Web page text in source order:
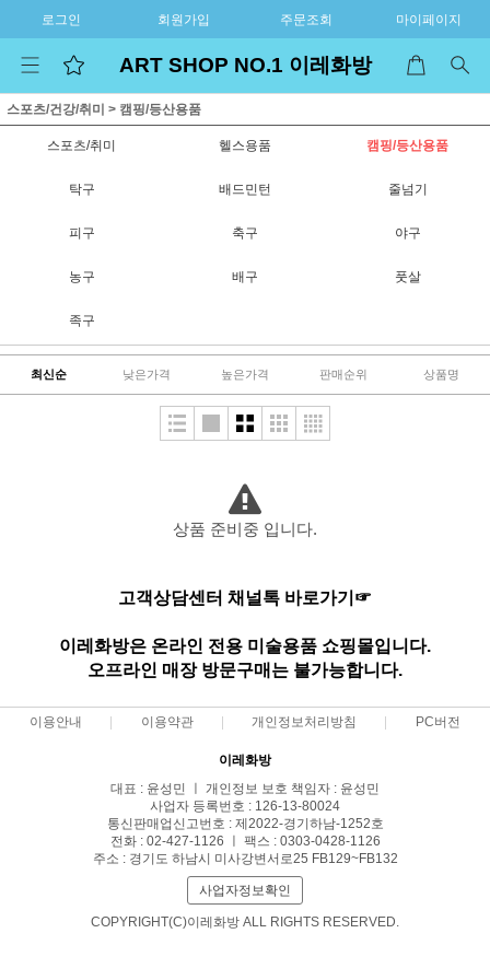
로그인 회원가입 주문조회 마이페이지
ART SHOP NO.1 이레화방
스포츠/건강/취미 > 캠핑/등산용품
스포츠/취미 헬스용품 캠핑/등산용품
탁구 배드민턴 줄넘기
피구 축구 야구
농구 배구 풋살
족구
최신순 낮은가격 높은가격 판매순위 상품명
상품 준비중 입니다.
고객상담센터 채널톡 바로가기☞
이레화방은 온라인 전용 미술용품 쇼핑몰입니다.
오프라인 매장 방문구매는 불가능합니다.
이용안내 이용약관 개인정보처리방침 PC버전
이레화방
대표 : 윤성민 ㅣ 개인정보 보호 책임자 : 윤성민
사업자 등록번호 : 126-13-80024
통신판매업신고번호 : 제2022-경기하남-1252호
전화 : 02-427-1126 ㅣ 팩스 : 0303-0428-1126
주소 : 경기도 하남시 미사강변서로25 FB129~FB132
사업자정보확인
COPYRIGHT(C)이레화방 ALL RIGHTS RESERVED.